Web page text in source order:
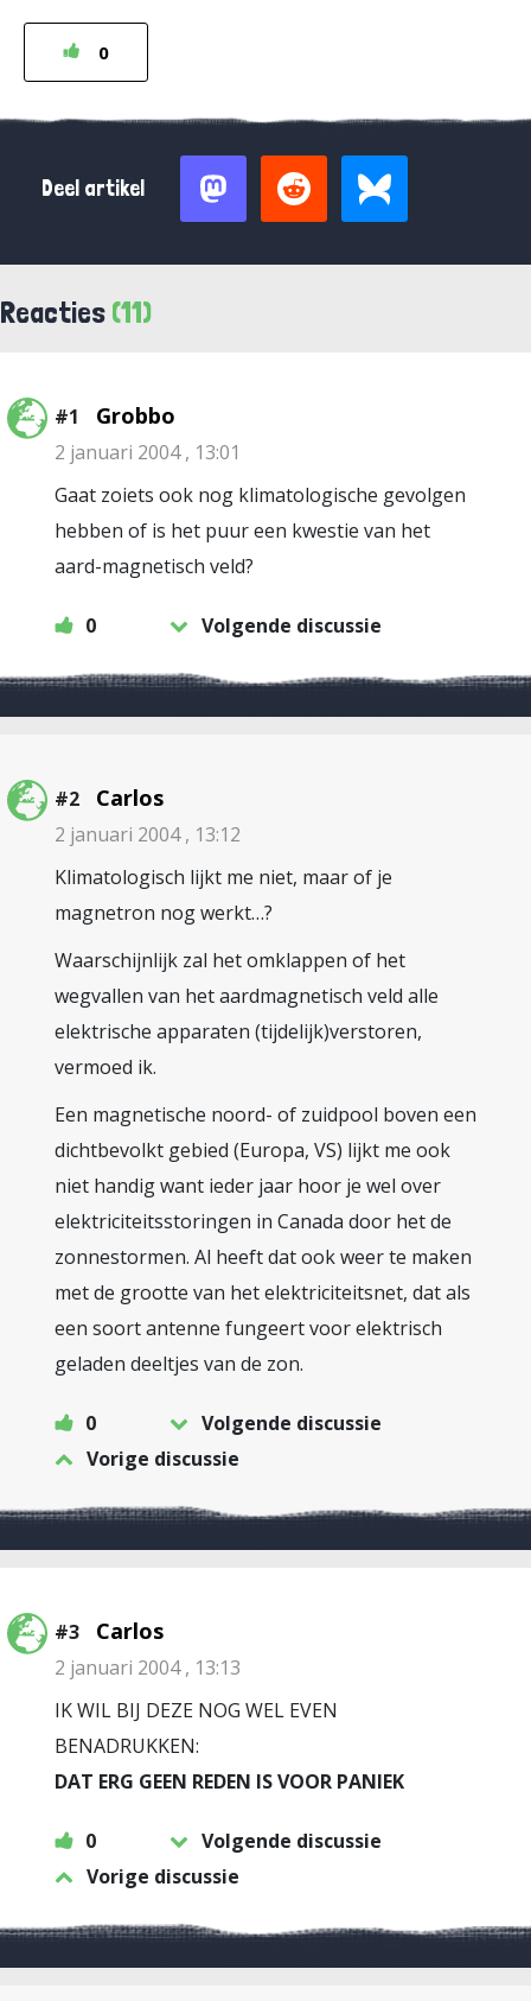
0
Deel artikel
Reacties (11)
#1 Grobbo
2 januari 2004 , 13:01
Gaat zoiets ook nog klimatologische gevolgen
hebben of is het puur een kwestie van het
aard-magnetisch veld?
0 Volgende discussie
#2 Carlos
2 januari 2004 , 13:12
Klimatologisch lijkt me niet, maar of je
magnetron nog werkt…?
Waarschijnlijk zal het omklappen of het
wegvallen van het aardmagnetisch veld alle
elektrische apparaten (tijdelijk)verstoren,
vermoed ik.
Een magnetische noord- of zuidpool boven een
dichtbevolkt gebied (Europa, VS) lijkt me ook
niet handig want ieder jaar hoor je wel over
elektriciteitsstoringen in Canada door het de
zonnestormen. Al heeft dat ook weer te maken
met de grootte van het elektriciteitsnet, dat als
een soort antenne fungeert voor elektrisch
geladen deeltjes van de zon.
0
Volgende discussie
Vorige discussie
#3 Carlos
2 januari 2004 , 13:13
IK WIL BIJ DEZE NOG WEL EVEN
BENADRUKKEN:
DAT ERG GEEN REDEN IS VOOR PANIEK
0
Volgende discussie
Vorige discussie